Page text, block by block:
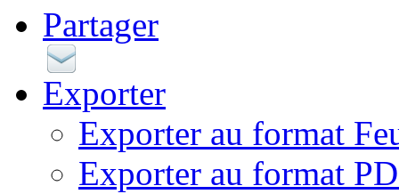
Partager
Exporter
Exporter au format
Exporter au format